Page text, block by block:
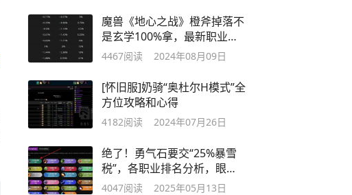
魔兽《地心之战》橙斧掉落不
是玄学100%拿，最新职业排
行榜来了
4467阅读 2024年08月09日
[怀旧服]奶骑“奥杜尔H模式”全
方位攻略和心得
4182阅读 2024年07月26日
绝了！勇气石要交“25%暴雪
税”，各职业排名分析，眼罩
幻化来了
4047阅读 2025年05月13日